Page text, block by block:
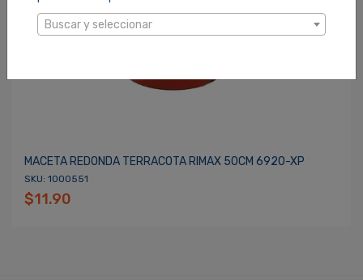
Buscar y seleccionar
MACETA REDONDA TERRACOTA RIMAX 50CM 6920-XP
SKU: 1000551
$11.90